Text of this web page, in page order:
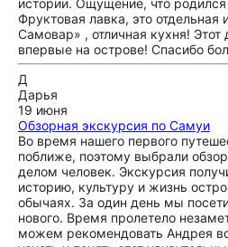
истории. Ощущение, что
Фруктовая лавка, это
Самовар» , отличная кухня!
впервые на острове! Спасибо
Д
Дарья
19 июня
Обзорная экскурсия по Самуи
Во время нашего первого
поближе, поэтому выбрали
делом человек. Экскурсия
историю, культуру и жизнь
обычаях. За один день мы
нового. Время пролетело
можем рекомендовать Андрея